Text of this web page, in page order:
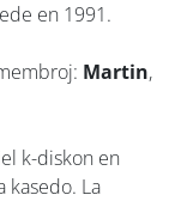
en 1991.
Martin,
k-diskon en
kasedo. La